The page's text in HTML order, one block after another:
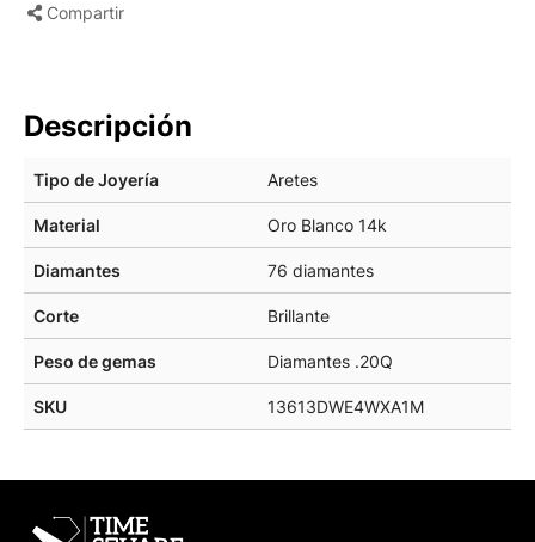
Compartir
Descripción
Tipo de Joyería Aretes
Material Oro Blanco 14k
Diamantes 76 diamantes
Corte Brillante
Peso de gemas Diamantes .20Q
SKU 13613DWE4WXA1M